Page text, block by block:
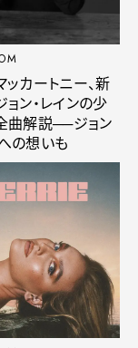
ッカートニー、新
ョン・レインの少
曲解説──ジョン
の想いも